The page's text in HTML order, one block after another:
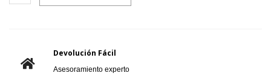
Devolución Fácil
Asesoramiento experto